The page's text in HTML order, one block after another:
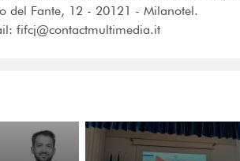
del Fante, 12 - 20121 - Milanotel.
fifcj@contactmultimedia.it